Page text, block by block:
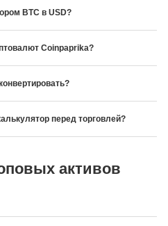
BTC в USD?
Coinpaprika?
перед торговлей?
активов